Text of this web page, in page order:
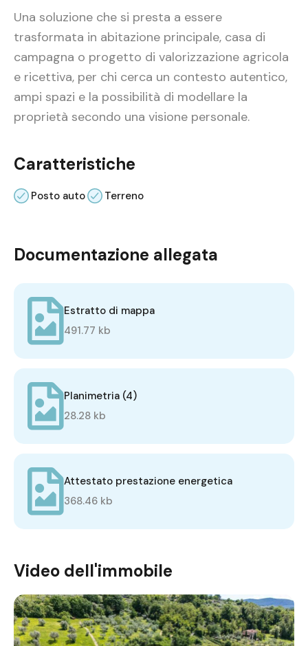
Una soluzione che si presta a essere
trasformata in abitazione principale, casa di
campagna o progetto di valorizzazione agricola
e ricettiva, per chi cerca un contesto autentico,
ampi spazi e la possibilità di modellare la
proprietà secondo una visione personale.
Caratteristiche
Posto auto Terreno
Documentazione allegata
Estratto di mappa
491.77 kb
Planimetria (4)
28.28 kb
Attestato prestazione energetica
368.46 kb
Video dell'immobile